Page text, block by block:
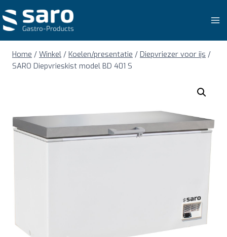
naar
inhoud
Home / Winkel / Koelen/presentatie / Diepvriezer voor ijs /
SARO Diepvrieskist model BD 401 S